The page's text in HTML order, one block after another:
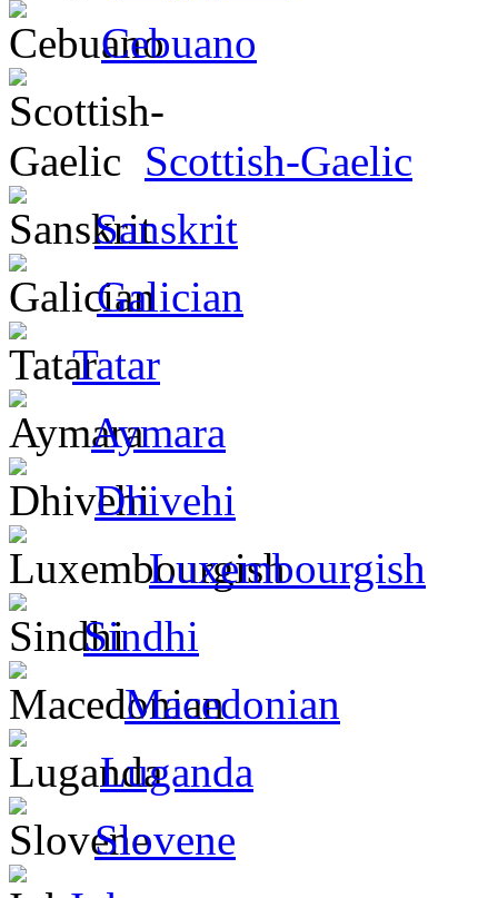
Cebuano
Scottish-Gaelic
Sanskrit
Galician
Tatar
Aymara
Dhivehi
Luxembourgish
Sindhi
Macedonian
Luganda
Slovene